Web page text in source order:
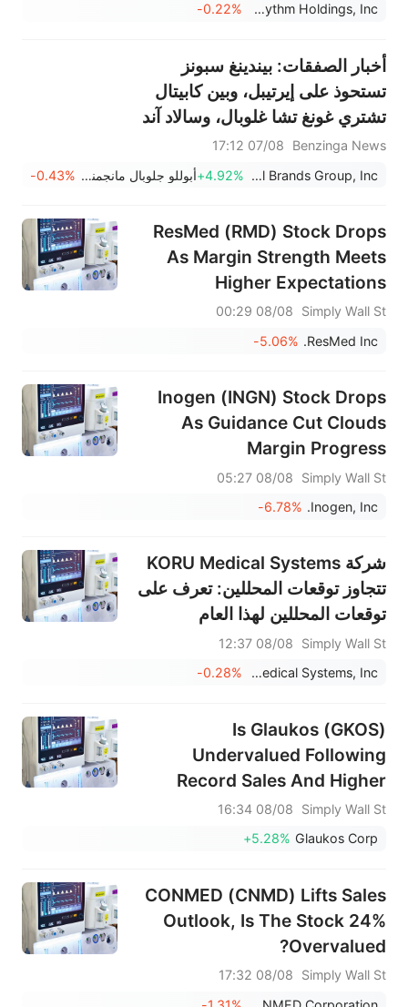
iRhythm Holdings, Inc.
-0.22%
أخبار الصفقات: بيندينغ سبونز
تستحوذ على إيرتيبل، وبين كابيتال
تشتري غونغ تشا غلوبال، وسالاد آند
غو تعلن إفلاسها
Benzinga News
07/08 17:12
Digital Brands Group, Inc.
+4.92% أبوللو جلوبال مانجمنت -0.43%
ResMed (RMD) Stock Drops
As Margin Strength Meets
Higher Expectations
Simply Wall St
08/08 00:29
ResMed Inc.
-5.06%
Inogen (INGN) Stock Drops
As Guidance Cut Clouds
Margin Progress
Simply Wall St
08/08 05:27
Inogen, Inc.
-6.78%
شركة KORU Medical Systems
تتجاوز توقعات المحللين: تعرف على
توقعات المحللين لهذا العام
Simply Wall St
08/08 12:37
KORU Medical Systems, Inc.
-0.28%
Is Glaukos (GKOS)
Undervalued Following
Record Sales And Higher
2026 Guidance?
Simply Wall St
08/08 16:34
Glaukos Corp
+5.28%
CONMED (CNMD) Lifts Sales
Outlook, Is The Stock 24%
Overvalued?
Simply Wall St
08/08 17:32